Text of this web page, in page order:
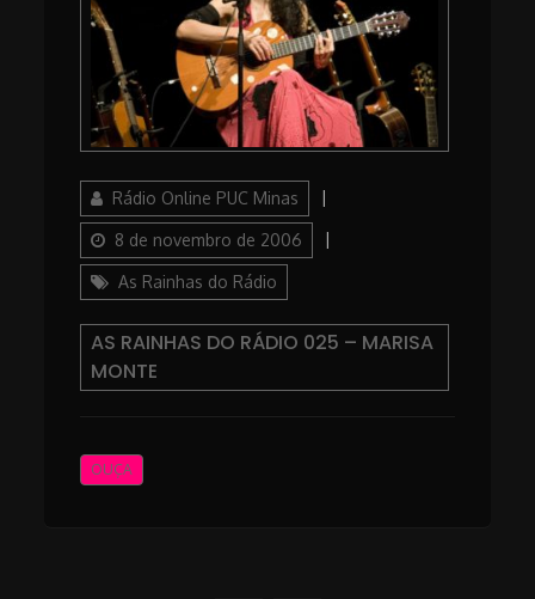
AuthorRádio Online PUC Minas
8 de novembro de 2006
As Rainhas do Rádio
AS RAINHAS DO RÁDIO 025 – MARISA
MONTE
OUÇA